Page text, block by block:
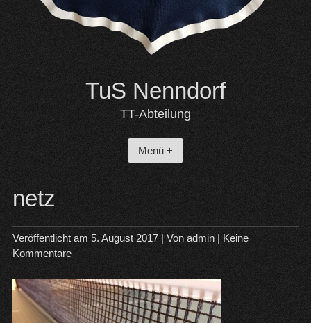
TuS Nenndorf
TT-Abteilung
Menü +
netz
Veröffentlicht am 5. August 2017| Von admin|Keine
Kommentare